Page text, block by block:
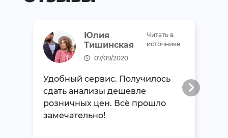
Юлия
Тишинская
07/09/2020
Читать в
источнике
Удобный сервис. Получилось
сдать анализы дешевле
розничных цен. Всё прошло
замечательно!